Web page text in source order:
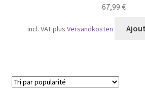
67,99 €
incl. VATplusVersandkosten